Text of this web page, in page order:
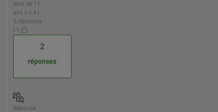
plus de 11
ans il y a |
2 réponses
| 1
2
réponses
Réponse